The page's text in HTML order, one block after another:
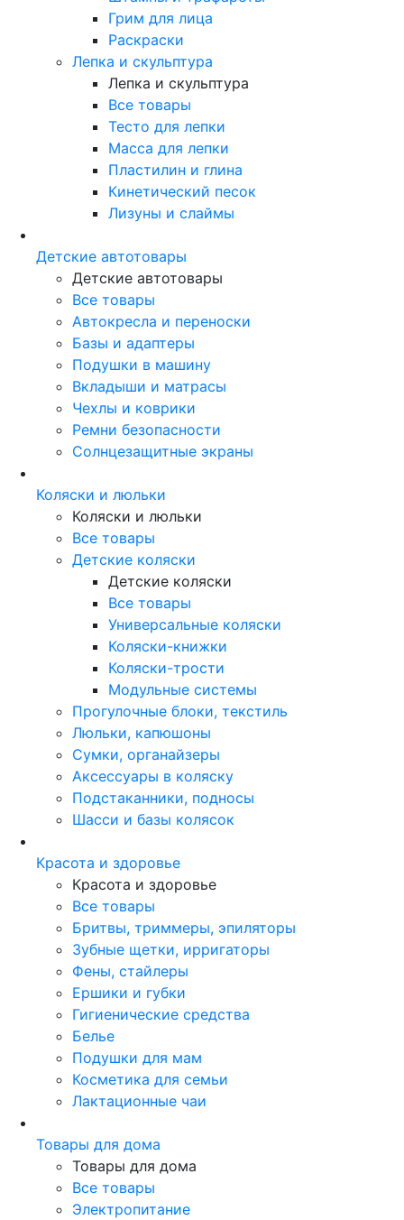
Грим для лица
Раскраски
Лепка и скульптура
Лепка и скульптура
Все товары
Тесто для лепки
Масса для лепки
Пластилин и глина
Кинетический песок
Лизуны и слаймы
Детские автотовары
Детские автотовары
Все товары
Автокресла и переноски
Базы и адаптеры
Подушки в машину
Вкладыши и матрасы
Чехлы и коврики
Ремни безопасности
Солнцезащитные экраны
Коляски и люльки
Коляски и люльки
Все товары
Детские коляски
Детские коляски
Все товары
Универсальные коляски
Коляски-книжки
Коляски-трости
Модульные системы
Прогулочные блоки, текстиль
Люльки, капюшоны
Сумки, органайзеры
Аксессуары в коляску
Подстаканники, подносы
Шасси и базы колясок
Красота и здоровье
Красота и здоровье
Все товары
Бритвы, триммеры, эпиляторы
Зубные щетки, ирригаторы
Фены, стайлеры
Ершики и губки
Гигиенические средства
Белье
Подушки для мам
Косметика для семьи
Лактационные чаи
Товары для дома
Товары для дома
Все товары
Электропитание